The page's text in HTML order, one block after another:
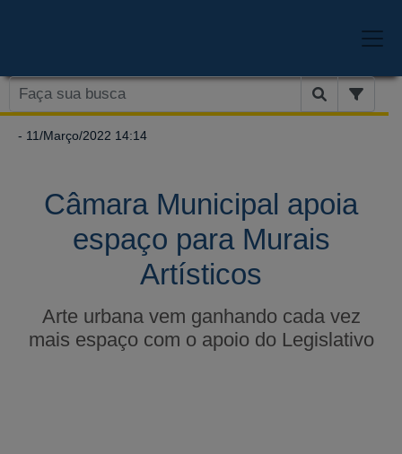
- 11/Março/2022 14:14
Câmara Municipal apoia
espaço para Murais
Artísticos
Arte urbana vem ganhando cada vez
mais espaço com o apoio do Legislativo